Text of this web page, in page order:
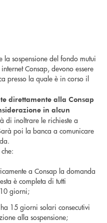
sospensione del fondo mutui
Consap, devono essere
presso la quale è in corso il
direttamente alla Consap
in alcun
di inoltrare le richieste a
poi la banca a comunicare
a Consap la domanda
è completa di tutti
giorni;
15 giorni solari consecutivi
alla sospensione;